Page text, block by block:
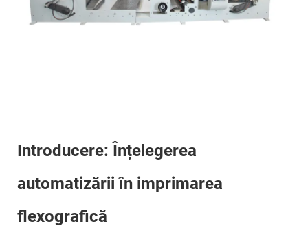
Introducere: Înțelegerea
automatizării în imprimarea
flexografică